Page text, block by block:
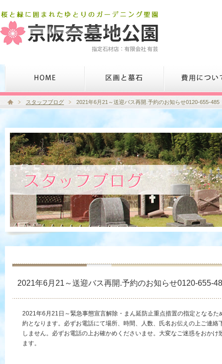
スタッフブログ 2021年6月21～送迎バス再開.予約のお知らせ0120-655-485
2021年6月21～送迎バス再開.予約のお知らせ0120-655-
2021年6月21日～緊急事態宣言解除・まん延防止重点措置の指定となる
約となります。必ずお電話にて場所、時間、人数、氏名お伝えの上ご連絡
しません。必ずお電話の上お確かめくださいませ。大変なご迷惑をおか
ます。